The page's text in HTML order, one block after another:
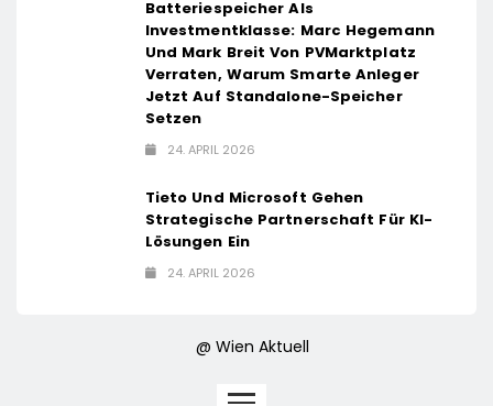
Batteriespeicher Als
Investmentklasse: Marc Hegemann
Und Mark Breit Von PVMarktplatz
Verraten, Warum Smarte Anleger
Jetzt Auf Standalone-Speicher
Setzen
24. APRIL 2026
Tieto Und Microsoft Gehen
Strategische Partnerschaft Für KI-
Lösungen Ein
24. APRIL 2026
@ Wien Aktuell